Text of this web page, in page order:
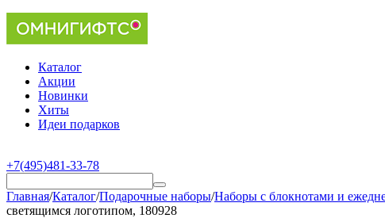
Каталог
Акции
Новинки
Хиты
Идеи подарков
+7(495)481-33-78
Главная/Каталог/Подарочные наборы/Наборы с блокнотами и
светящимся логотипом, 180928